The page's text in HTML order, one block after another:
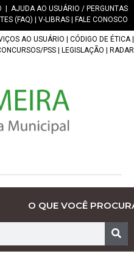
AJUDA AO USUÁRIO / PERGUNTAS
(FAQ)
V-LIBRAS FALE CONOSCO
AO USUÁRIO CÓDIGO DE ÉTICA|
PSS LEGISLAÇÃO RADAR
O QUE VOCÊ